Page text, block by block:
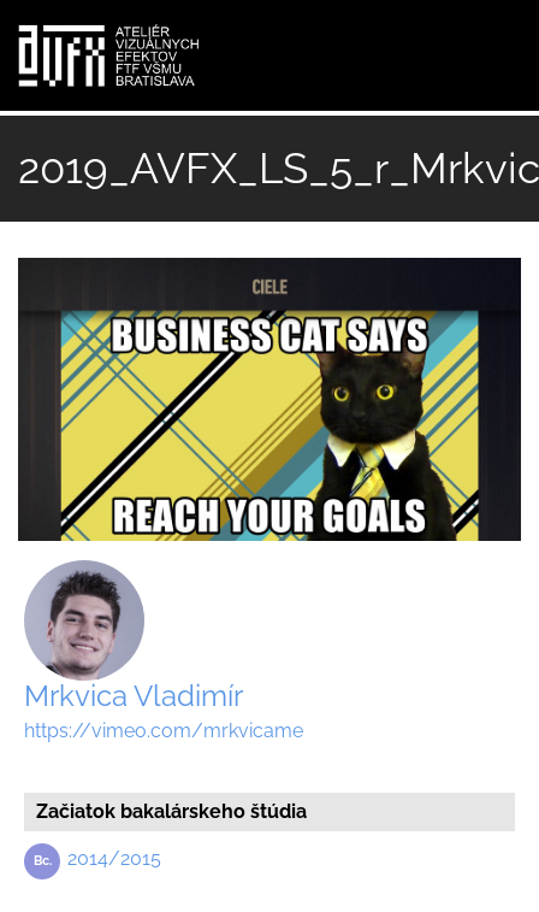
hlavný
Mrkvica Vladimír
https://vimeo.com/mrkvicame
Začiatok bakalárskeho štúdia
2014/2015